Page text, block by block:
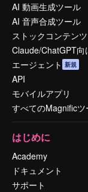
AI 動画生成ツール
AI 音声合成ツール
ストックコンテンツ
Claude/ChatGPT向
エージェント 新規
API
モバイルアプリ
すべてのMagnificツ
はじめに
Academy
ドキュメント
サポート